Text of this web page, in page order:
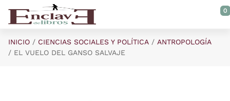
Saltar al contenido principal
0
INICIO CIENCIAS SOCIALES Y POLÍTICA
ANTROPOLOGÍA
EL VUELO DEL GANSO SALVAJE